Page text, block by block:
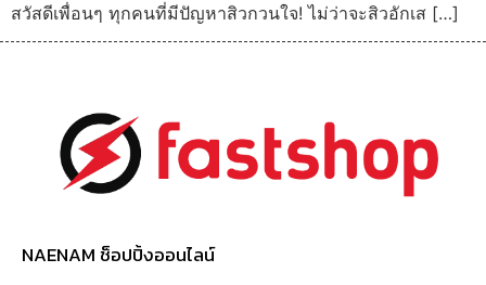
สวัสดีเพื่อนๆ ทุกคนที่มีปัญหาสิวกวนใจ! ไม่ว่าจะสิวอักเส […]
NAENAM ช็อปปิ้งออนไลน์